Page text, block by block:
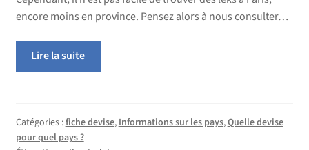
encore moins en province. Pensez alors à nous consulter…
Lire la suite
Catégories :fiche devise, Informations sur les pays,Quelle devise
pour quel pays ?